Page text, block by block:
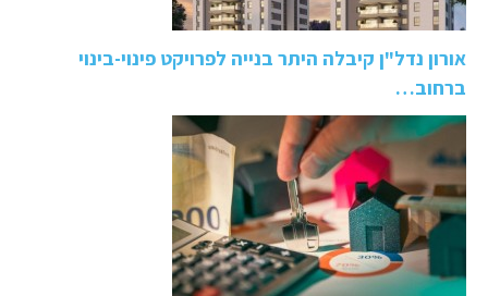
אורון נדל"ן קיבלה היתר בנייה לפרויקט פינוי-בינוי
ברחוב…